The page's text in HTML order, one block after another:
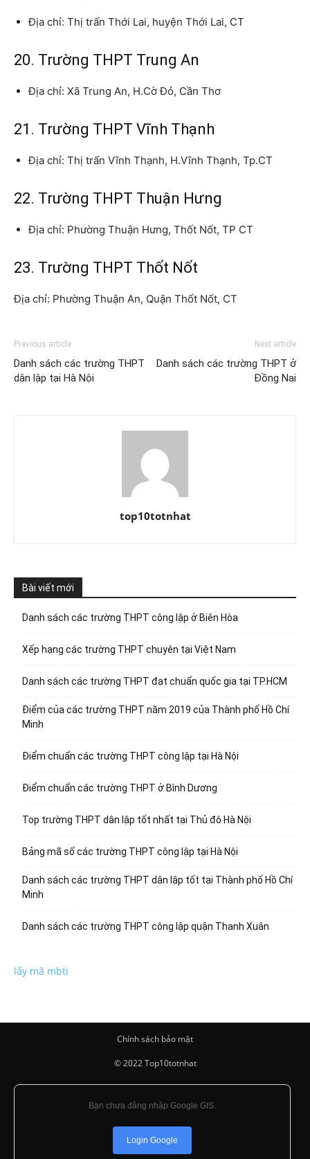
Địa chỉ: Thị trấn Thới Lai, huyện Thới Lai, CT
20. Trường THPT Trung An
Địa chỉ: Xã Trung An, H.Cờ Đỏ, Cần Thơ
21. Trường THPT Vĩnh Thạnh
Địa chỉ: Thị trấn Vĩnh Thạnh, H.Vĩnh Thạnh, Tp.CT
22. Trường THPT Thuận Hưng
Địa chỉ: Phường Thuận Hưng, Thốt Nốt, TP CT
23. Trường THPT Thốt Nốt
Địa chỉ: Phường Thuận An, Quận Thốt Nốt, CT
Previous article
Danh sách các trường THPT
dân lập tại Hà Nội
Next article
Danh sách các trường THPT ở
Đồng Nai
top10totnhat
Bài viết mới
Danh sách các trường THPT công lập ở Biên Hòa
Xếp hạng các trường THPT chuyên tại Việt Nam
Danh sách các trường THPT đạt chuẩn quốc gia tại TP.HCM
Điểm của các trường THPT năm 2019 của Thành phố Hồ Chí
Minh
Điểm chuẩn các trường THPT công lập tại Hà Nội
Điểm chuẩn các trường THPT ở Bình Dương
Top trường THPT dân lập tốt nhất tại Thủ đô Hà Nội
Bảng mã số các trường THPT công lập tại Hà Nội
Danh sách các trường THPT dân lập tốt tại Thành phố Hồ Chí
Minh
Danh sách các trường THPT công lập quận Thanh Xuân
lấy mã mbti
Chính sách bảo mật
© 2022 Top10totnhat
Bạn chưa đăng nhập Google GIS.
Login Google